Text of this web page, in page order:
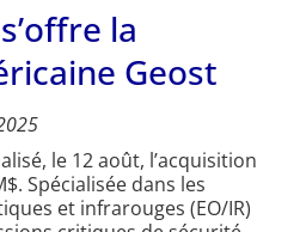
la
Geost
le 12 août, l’acquisition
Spécialisée dans les
et infrarouges (EO/IR)